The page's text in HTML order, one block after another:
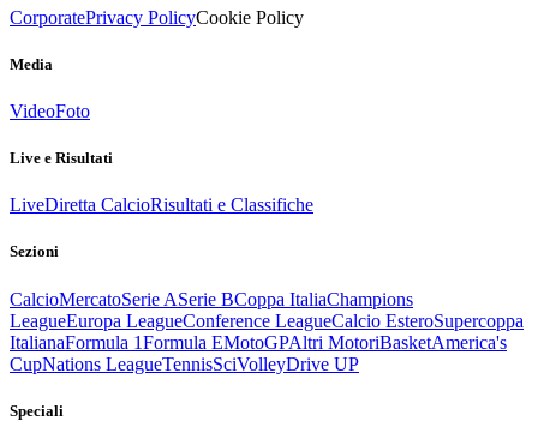
CorporatePrivacy PolicyCookie Policy
Media
VideoFoto
Live e Risultati
LiveDiretta CalcioRisultati e Classifiche
Sezioni
CalcioMercatoSerie ASerie BCoppa ItaliaChampions
LeagueEuropa LeagueConference LeagueCalcio EsteroSupercoppa
ItalianaFormula 1Formula EMotoGPAltri MotoriBasketAmerica's
CupNations LeagueTennisSciVolleyDrive UP
Speciali